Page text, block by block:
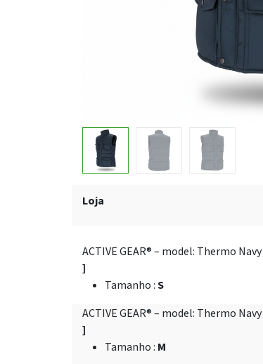
Loja
ACTIVE GEAR® – model: Thermo Navy
]
Tamanho : S
ACTIVE GEAR® – model: Thermo Navy
]
Tamanho : M